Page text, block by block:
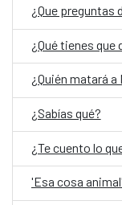
¿Que preguntas
¿Sabías qué?
¿Te cuento lo